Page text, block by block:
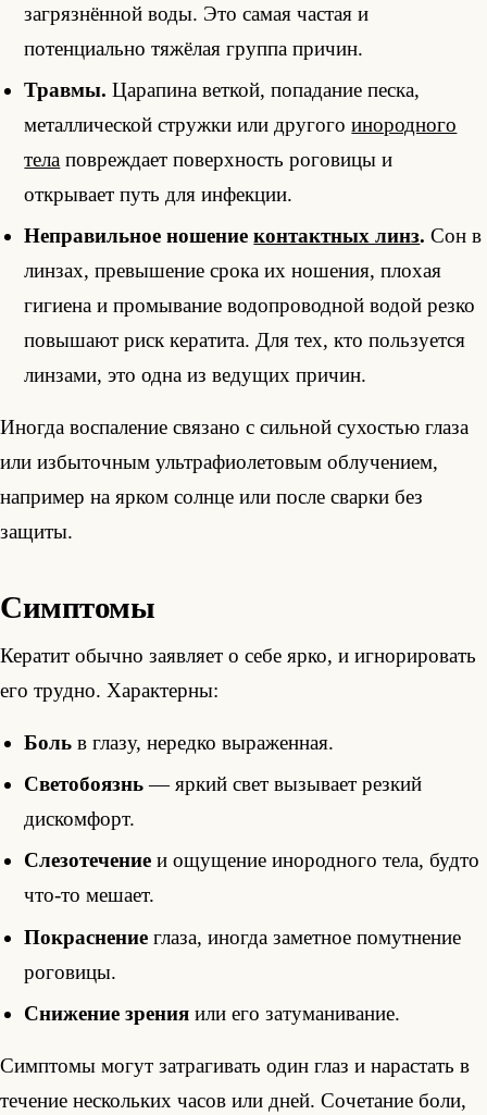
загрязнённой воды. Это самая частая и
потенциально тяжёлая группа причин.
Травмы. Царапина веткой, попадание песка,
металлической стружки или другогоинородного
тела повреждает поверхность роговицы и
открывает путь для инфекции.
Неправильное ношениеконтактных линз. Сон в
линзах, превышение срока их ношения, плохая
гигиена и промывание водопроводной водой резко
повышают риск кератита. Для тех, кто пользуется
линзами, это одна из ведущих причин.
Иногда воспаление связано с сильной сухостью глаза
или избыточным ультрафиолетовым облучением,
например на ярком солнце или после сварки без
защиты.
Симптомы
Кератит обычно заявляет о себе ярко, и игнорировать
его трудно. Характерны:
Боль в глазу, нередко выраженная.
Светобоязнь— яркий свет вызывает резкий
дискомфорт.
Слезотечение и ощущение инородного тела, будто
что-то мешает.
Покраснение глаза, иногда заметное помутнение
роговицы.
Снижение зрения или его затуманивание.
Симптомы могут затрагивать один глаз и нарастать в
течение нескольких часов или дней. Сочетание боли,